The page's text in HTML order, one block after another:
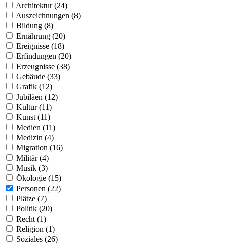
Architektur (24)
Auszeichnungen (8)
Bildung (8)
Ernährung (20)
Ereignisse (18)
Erfindungen (20)
Erzeugnisse (38)
Gebäude (33)
Grafik (12)
Jubiläen (12)
Kultur (11)
Kunst (11)
Medien (11)
Medizin (4)
Migration (16)
Militär (4)
Musik (3)
Ökologie (15)
Personen (22)
Plätze (7)
Politik (20)
Recht (1)
Religion (1)
Soziales (26)